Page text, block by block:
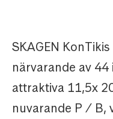
SKAGEN
närvarande av
attraktiva 11,5x
nuvarande P / B,